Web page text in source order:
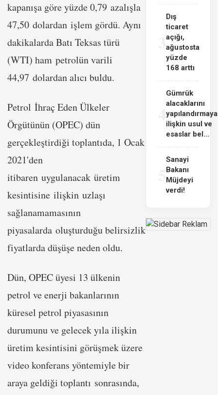
kapanışa göre yüzde 0,79 azalışla
47,50 dolardan işlem gördü. Aynı
dakikalarda Batı Teksas türü
(WTI) ham petrolün varili
44,97 dolardan alıcı buldu.
Petrol İhraç Eden Ülkeler
Örgütünün (OPEC) dün
gerçekleştirdiği toplantıda, 1 Ocak
2021'den
itibaren uygulanacak üretim
kesintisine ilişkin uzlaşı
sağlanamamasının
piyasalarda oluşturduğu belirsizlik
fiyatlarda düşüşe neden oldu.
Dün, OPEC üyesi 13 ülkenin
petrol ve enerji bakanlarının
küresel petrol piyasasının
durumunu ve gelecek yıla ilişkin
üretim kesintisini görüşmek üzere
video konferans yöntemiyle bir
araya geldiği toplantı sonrasında,
3
Dış
ticaret
açığı,
ağustosta
yüzde
168 arttı
4
Gümrük
alacaklarını
yapılandırmaya
ilişkin usul ve
esaslar bel...
Sanayi
Bakanı
Müjdeyi
verdi!